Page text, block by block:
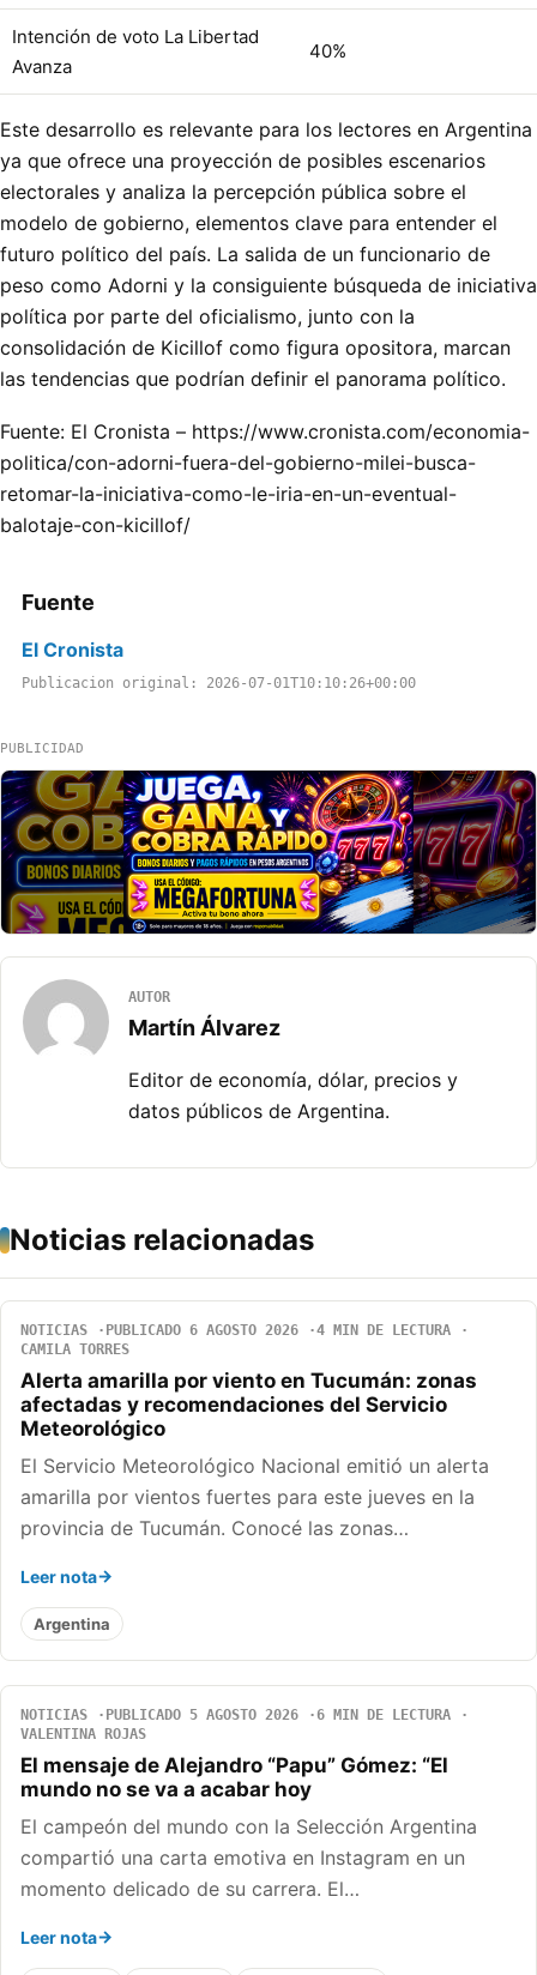
Intención de voto La Libertad
Avanza
40%
Este desarrollo es relevante para los lectores en Argentina
ya que ofrece una proyección de posibles escenarios
electorales y analiza la percepción pública sobre el
modelo de gobierno, elementos clave para entender el
futuro político del país. La salida de un funcionario de
peso como Adorni y la consiguiente búsqueda de iniciativa
política por parte del oficialismo, junto con la
consolidación de Kicillof como figura opositora, marcan
las tendencias que podrían definir el panorama político.
Fuente: El Cronista – https://www.cronista.com/economia-
politica/con-adorni-fuera-del-gobierno-milei-busca-
retomar-la-iniciativa-como-le-iria-en-un-eventual-
balotaje-con-kicillof/
Fuente
El Cronista
Publicacion original: 2026-07-01T10:10:26+00:00
PUBLICIDAD
AUTOR
Martín Álvarez
Editor de economía, dólar, precios y
datos públicos de Argentina.
Noticias relacionadas
NOTICIAS PUBLICADO 6 AGOSTO 2026
4 MIN DE LECTURA
CAMILA TORRES
Alerta amarilla por viento en Tucumán: zonas
afectadas y recomendaciones del Servicio
Meteorológico
El Servicio Meteorológico Nacional emitió un alerta
amarilla por vientos fuertes para este jueves en la
provincia de Tucumán. Conocé las zonas…
Leer nota
Argentina
NOTICIAS PUBLICADO 5 AGOSTO 2026
6 MIN DE LECTURA
VALENTINA ROJAS
El mensaje de Alejandro “Papu” Gómez: “El
mundo no se va a acabar hoy
El campeón del mundo con la Selección Argentina
compartió una carta emotiva en Instagram en un
momento delicado de su carrera. El…
Leer nota